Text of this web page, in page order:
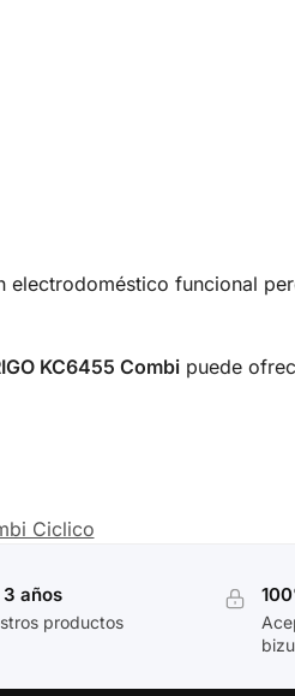
electrodoméstico funcional
KC6455 Combipuede
Ciclico
años
productos